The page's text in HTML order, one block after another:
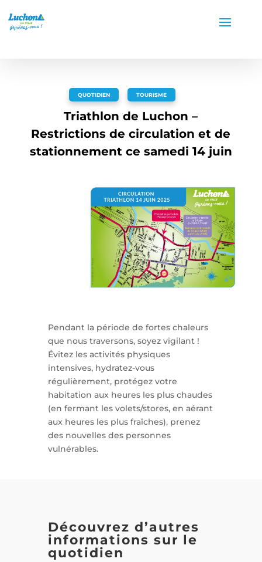
QUOTIDIEN TOURISME
Triathlon de Luchon –
Restrictions de circulation et de
stationnement ce samedi 14 juin
Pendant la période de fortes chaleurs
que nous traversons, soyez vigilant !
Évitez les activités physiques
intensives, hydratez-vous
régulièrement, protégez votre
habitation aux heures les plus chaudes
(en fermant les volets/stores, en aérant
aux heures les plus fraîches), prenez
des nouvelles des personnes
vulnérables.
Découvrez d’autres
informations sur le
quotidien